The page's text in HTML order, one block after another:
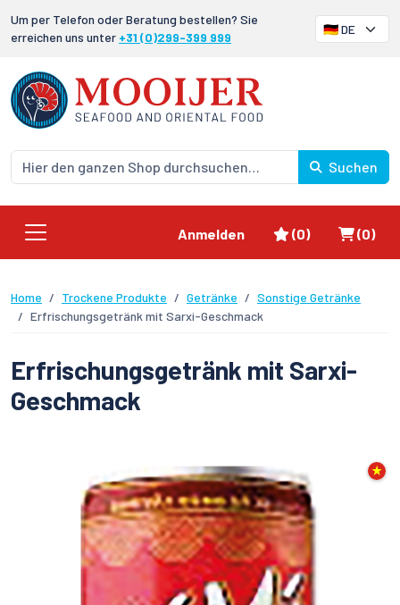
Um per Telefon oder Beratung bestellen? Sie
erreichen uns unter +31 (0)299-399 999
Suchen
Anmelden Favoriten
(0) (0)
Home Trockene Produkte Getränke
Sonstige Getränke
Erfrischungsgetränk mit Sarxi-Geschmack
Erfrischungsgetränk mit Sarxi-
Geschmack